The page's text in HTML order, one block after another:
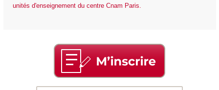
unités d'enseignement du centre Cnam Paris.